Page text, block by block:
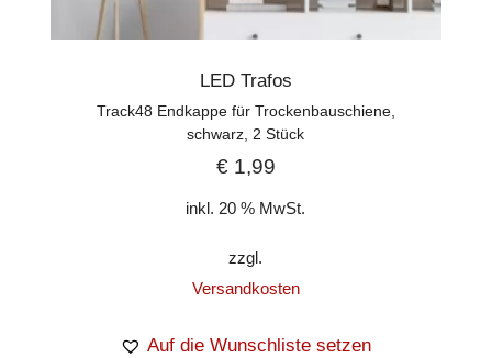
LED Trafos
Track48 Endkappe für Trockenbauschiene,
schwarz, 2 Stück
€1,99
inkl. 20 % MwSt.
zzgl.
Versandkosten
Auf die Wunschliste setzen